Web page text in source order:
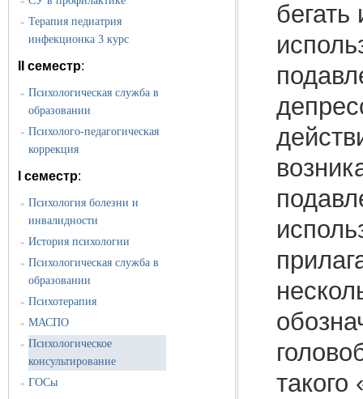
» Терапия педиатрия
инфекционка 3 курс
II семестр:
» Психологическая служба в
образовании
» Психолого-педагогическая
коррекция
I семестр:
» Психология болезни и
инвалидности
» История психологии
» Психологическая служба в
образовании
» Психотерапия
» МАСПО
» Психологическое
консультирование
» ГОСы
такого